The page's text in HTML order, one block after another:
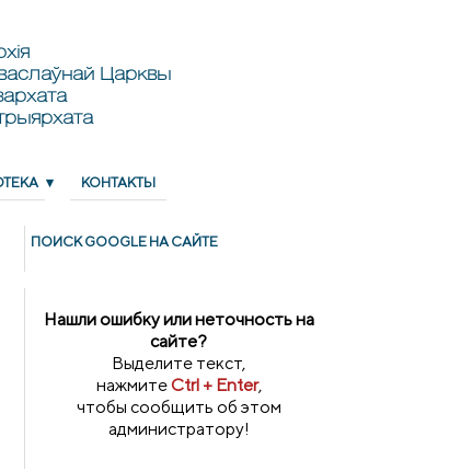
Царквы
КОНТАКТЫ
ПОИСК GOОGLE НА САЙТЕ
Нашли ошибку или неточность на
сайте?
Выделите текст,
нажмитеCtrl + Enter,
чтобы сообщить об этом
администратору!